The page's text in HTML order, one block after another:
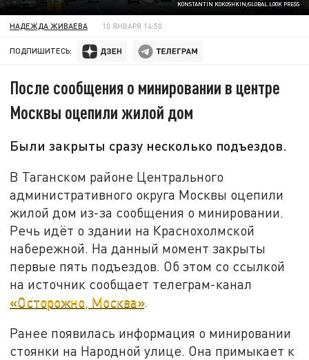
KONSTANTIN KOKOSHKIN/GLOBAL LOOK PRESS
НАДЕЖДА ЖИВАЕВА 10 ЯНВАРЯ 14:50
ПОДПИШИТЕСЬ:
После сообщения о минировании в центре
Москвы оцепили жилой дом
Были закрыты сразу несколько подъездов.
В Таганском районе Центрального
административного округа Москвы оцепили
жилой дом из-за сообщения о минировании.
Речь идёт о здании на Краснохолмской
набережной. На данный момент закрыты
первые пять подъездов. Об этом со ссылкой
на источник сообщает телеграм-канал
«Осторожно, Москва».
Ранее появилась информация о минировании
стоянки на Народной улице. Она примыкает к